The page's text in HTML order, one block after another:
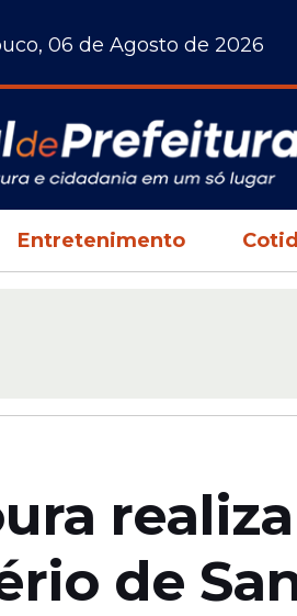
06 de Agosto de 2026
Entretenimento
de